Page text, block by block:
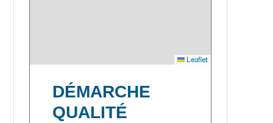
Leaflet
DÉMARCHE
QUALITÉ